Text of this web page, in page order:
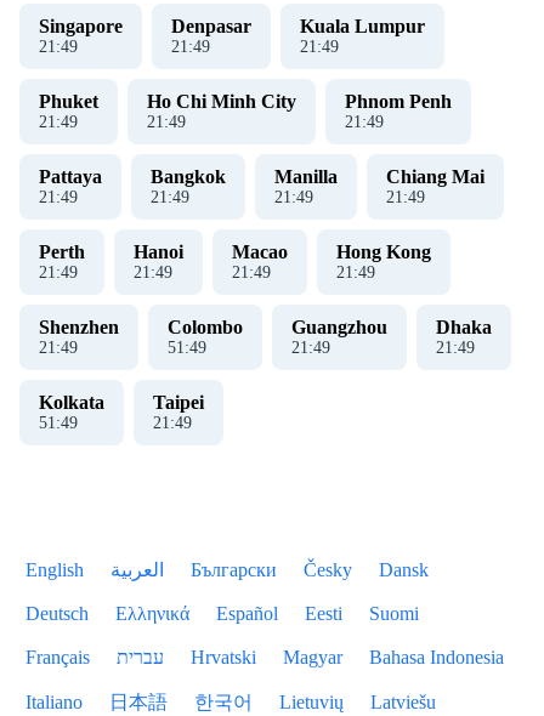
Singapore
21:49
Denpasar
21:49
Kuala Lumpur
21:49
Phuket
21:49
Ho Chi Minh City
21:49
Phnom Penh
21:49
Pattaya
21:49
Bangkok
21:49
Manilla
21:49
Chiang Mai
21:49
Perth
21:49
Hanoi
21:49
Macao
21:49
Hong Kong
21:49
Shenzhen
21:49
Colombo
51:49
Guangzhou
21:49
Dhaka
21:49
Kolkata
51:49
Taipei
21:49
English العربية Български Česky Dansk
Deutsch Ελληνικά Español Eesti Suomi
Français עברית Hrvatski Magyar Bahasa Indonesia
Italiano 日本語 한국어 Lietuvių Latviešu